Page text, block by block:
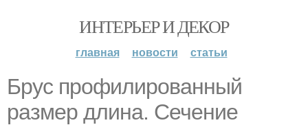
ИНТЕРЬЕР И ДЕКОР
главная новости статьи
Брус профилированный
размер длина. Сечение